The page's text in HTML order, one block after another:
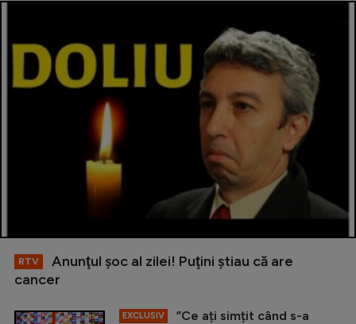
RTV
Anunţul şoc al zilei! Puţini ştiau că are
cancer
EXCLUSIV
”Ce ați simțit când s-a